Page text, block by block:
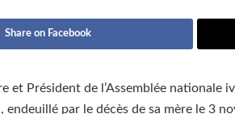
Share on Facebook
et Président de l’Assemblée nationale
par le décès de sa mère le 3